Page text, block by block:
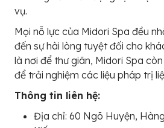
vụ.
Mọi nỗ lực của Midori Spa đều
đến sự hài lòng tuyệt đối cho
là nơi để thư giãn, Midori Spa
để trải nghiệm các liệu pháp trị
Thông tin liên hệ:
Địa chỉ: 60 Ngõ Huyện,